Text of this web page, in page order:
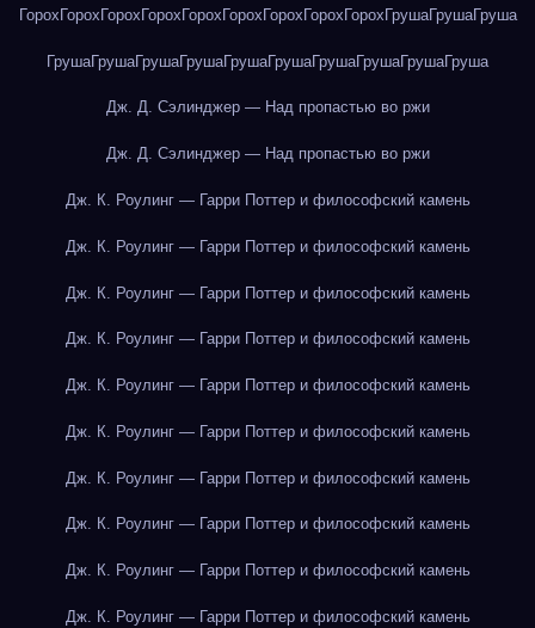
Горох Горох Горох Горох Горох Горох Горох Горох Горох ГрушаГрушаГруша
ГрушаГрушаГрушаГрушаГрушаГрушаГрушаГрушаГрушаГруша
Дж. Д. Сэлинджер — Над пропастью во ржи
Дж. Д. Сэлинджер — Над пропастью во ржи
Дж. К. Роулинг — Гарри Поттер и философский камень
Дж. К. Роулинг — Гарри Поттер и философский камень
Дж. К. Роулинг — Гарри Поттер и философский камень
Дж. К. Роулинг — Гарри Поттер и философский камень
Дж. К. Роулинг — Гарри Поттер и философский камень
Дж. К. Роулинг — Гарри Поттер и философский камень
Дж. К. Роулинг — Гарри Поттер и философский камень
Дж. К. Роулинг — Гарри Поттер и философский камень
Дж. К. Роулинг — Гарри Поттер и философский камень
Дж. К. Роулинг — Гарри Поттер и философский камень